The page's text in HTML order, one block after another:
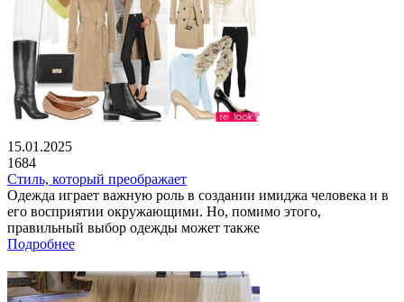
15.01.2025
1684
Стиль, который преображает
Одежда играет важную роль в создании имиджа человека и в
его восприятии окружающими. Но, помимо этого,
правильный выбор одежды может также
Подробнее